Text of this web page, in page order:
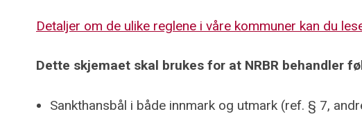
Detaljer om de ulike reglene i våre kommuner kan du
Dette skjemaet skal brukes for at NRBR behandler
Sankthansbål i både innmark og utmark (ref. § 7,